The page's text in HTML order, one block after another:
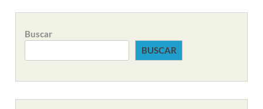
Buscar
BUSCAR